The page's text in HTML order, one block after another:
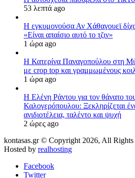
53 λεπτά ago
Η εγκυμονούσα Αν Χάθαγουεϊ
«Είναι απαίσιο αυτό το τζιν»
1 ώρα ago
Η Κατερίνα Παναγοπούλου στη
με crop top και γραμμωμένους
1 ώρα ago
Η Ελένη Ράντου για τον θάνατο
Καλογερόπουλου: Ξεκληρίζεται
ανιδιοτέλεια, ταλέντο και ψυχή
2 ώρες ago
kontasas.gr © Copyright 2026, All
Hosted by realhosting
Facebook
Twitter